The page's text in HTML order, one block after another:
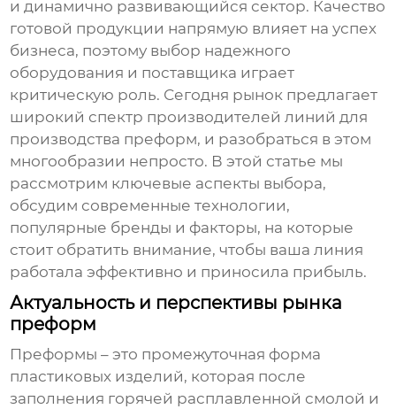
и динамично развивающийся сектор. Качество
готовой продукции напрямую влияет на успех
бизнеса, поэтому выбор надежного
оборудования и поставщика играет
критическую роль. Сегодня рынок предлагает
широкий спектр производителей линий для
производства преформ, и разобраться в этом
многообразии непросто. В этой статье мы
рассмотрим ключевые аспекты выбора,
обсудим современные технологии,
популярные бренды и факторы, на которые
стоит обратить внимание, чтобы ваша линия
работала эффективно и приносила прибыль.
Актуальность и перспективы рынка
преформ
Преформы – это промежуточная форма
пластиковых изделий, которая после
заполнения горячей расплавленной смолой и